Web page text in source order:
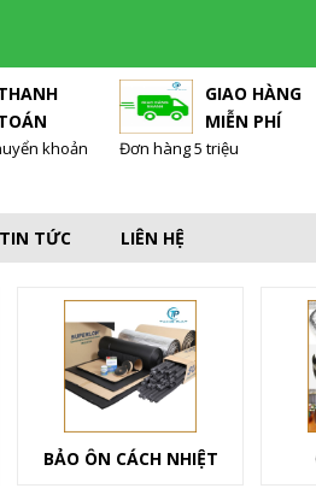
khoản
GIAO HÀNG
MIỄN PHÍ
Đơn hàng 5 triệu
TIN TỨC LIÊN HỆ
BẢO ÔN CÁCH NHIỆT